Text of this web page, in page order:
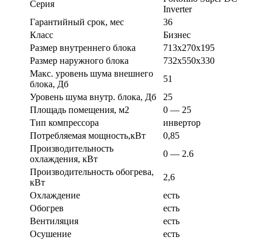
Серия
Inverter
Гарантийный срок, мес
36
Класс
Бизнес
Размер внутреннего блока
713х270х195
Размер наружного блока
732х550х330
Макс. уровень шума внешнего
блока, Дб
51
Уровень шума внутр. блока, Дб
25
Площадь помещения, м2
0 — 25
Тип компрессора
инвертор
Потребляемая мощность,кВт
0,85
Производительность
охлаждения, кВт
0 — 2.6
Производительность обогрева,
кВт
2,6
Охлаждение
есть
Обогрев
есть
Вентиляция
есть
Осушение
есть